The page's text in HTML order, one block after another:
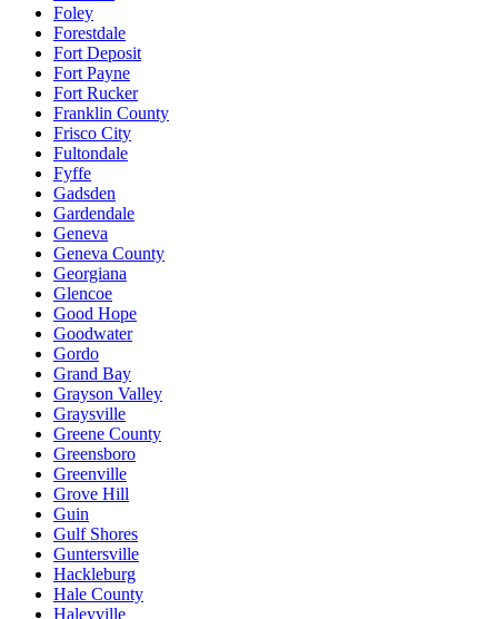
Foley
Forestdale
Fort Deposit
Fort Payne
Fort Rucker
Franklin County
Frisco City
Fultondale
Fyffe
Gadsden
Gardendale
Geneva
Geneva County
Georgiana
Glencoe
Good Hope
Goodwater
Gordo
Grand Bay
Grayson Valley
Graysville
Greene County
Greensboro
Greenville
Grove Hill
Guin
Gulf Shores
Guntersville
Hackleburg
Hale County
Haleyville